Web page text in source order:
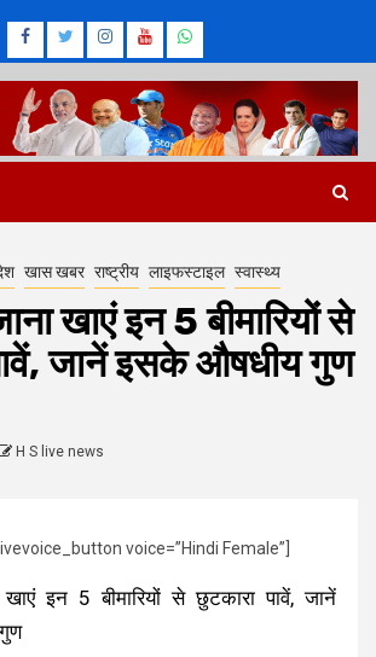
Facebook
Twitter
Instagram
Youtube
Whatsapp
खास खबर राष्ट्रीय लाइफस्टाइल स्वास्थ्य
खाएं इन 5 बीमारियों से
जानें इसके औषधीय गुण
H S live news
voice=”Hindi Female”]
इन 5 बीमारियों से छुटकारा पावें, जानें